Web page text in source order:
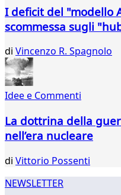
I deficit del "modello
scommessa sugli
di Vincenzo R. Spagnolo
Idee e Commenti
La dottrina della
nell’era nucleare
di Vittorio Possenti
NEWSLETTER